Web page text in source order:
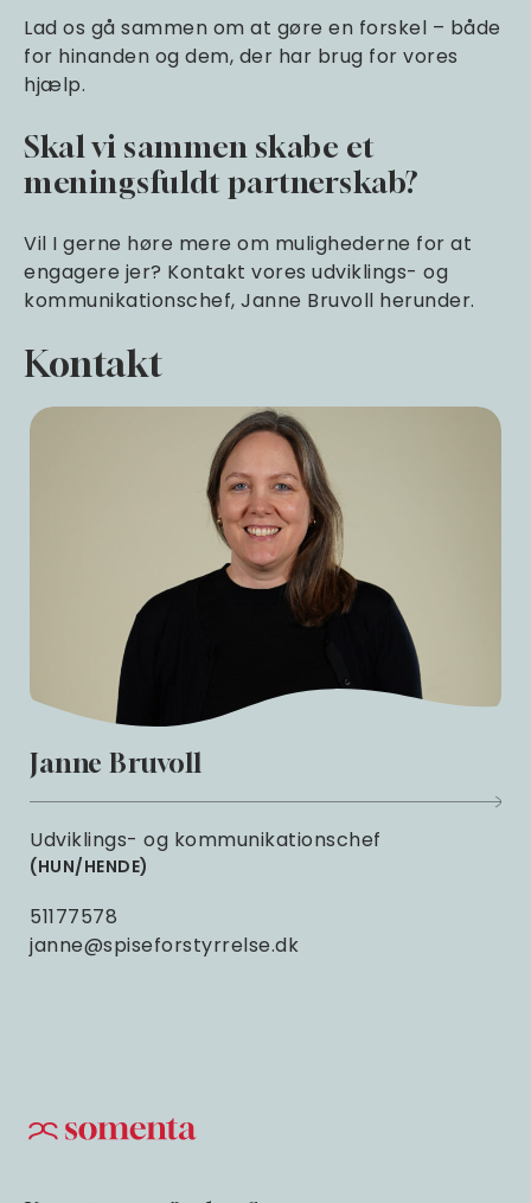
Lad os gå sammen om at gøre en forskel – både
for hinanden og dem, der har brug for vores
hjælp.
Skal vi sammen skabe et
meningsfuldt partnerskab?
Vil I gerne høre mere om mulighederne for at
engagere jer? Kontakt vores udviklings- og
kommunikationschef, Janne Bruvoll herunder.
Kontakt
Janne Bruvoll
Udviklings- og kommunikationschef
HUN/HENDE
51177578
janne@spiseforstyrrelse.dk